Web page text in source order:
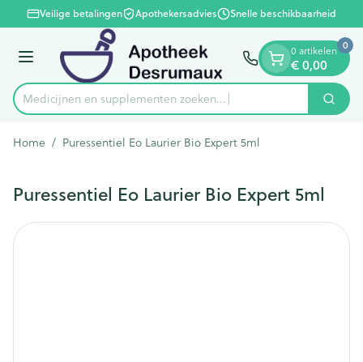
Ga naar de inhoud
1 van 1Veilige betalingen Apothekersadvies Snelle beschikbaarheid
Menu
Product, merk, categorie...
Medicijnen en supplementen zoeken... Zoek
0 artikelen
€ 0,00
0
Home / Puressentiel Eo Laurier Bio Expert 5ml
Puressentiel Eo Laurier Bio Expert 5ml